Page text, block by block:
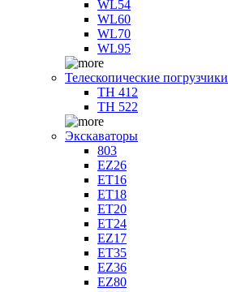
WL54
WL60
WL70
WL95
Телескопические погрузчики
TH 412
TH 522
Экскаваторы
803
EZ26
ET16
ET18
ET20
ET24
EZ17
ET35
EZ36
EZ80